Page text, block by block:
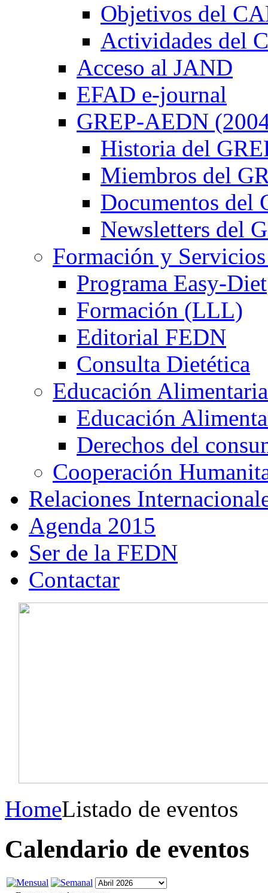
Objetivos del
Actividades del
Acceso al JAND
EFAD e-journal
GREP-AEDN
Historia del
Miembros del
Documentos del
Newsletters del
Formación y
Programa Easy-Diet
Formación (LLL)
Editorial FEDN
Consulta Dietética
Educación Alimentaria
Educación
Derechos del
Cooperación
Relaciones
Agenda 2015
Ser de la FEDN
Contactar
HomeListado de eventos
Calendario de eventos